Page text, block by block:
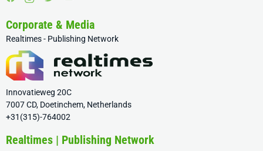
Corporate & Media
Realtimes - Publishing Network
Innovatieweg 20C
7007 CD, Doetinchem, Netherlands
+31(315)-764002
Realtimes | Publishing Network